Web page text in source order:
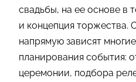
свадьбы, на ее основе в
и концепция торжества.
напрямую зависят
планирования события:
церемонии, подбора